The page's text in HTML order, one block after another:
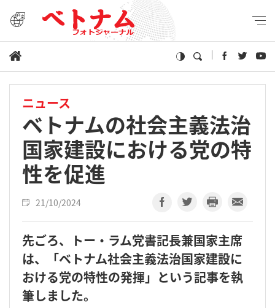
ニュース
ベトナムの社会主義法治
国家建設における党の特
性を促進
21/10/2024
先ごろ、トー・ラム党書記長兼国家主席
は、「ベトナム社会主義法治国家建設に
おける党の特性の発揮」という記事を執
筆しました。